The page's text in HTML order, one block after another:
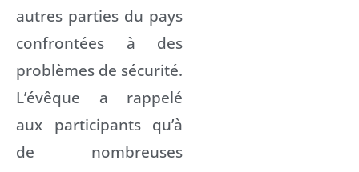
autres parties du pays
confrontées à des
problèmes de sécurité.
L’évêque a rappelé
aux participants qu’à
de nombreuses